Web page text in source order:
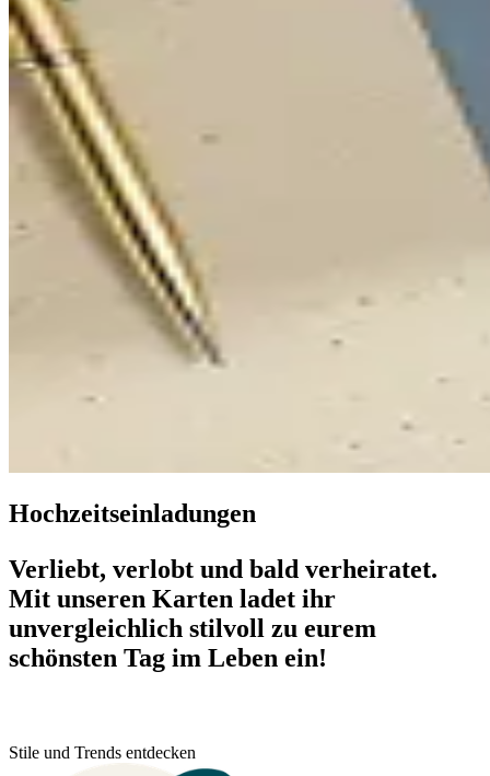
Hochzeitseinladungen
Verliebt, verlobt und bald verheiratet.
Mit unseren Karten ladet ihr
unvergleichlich stilvoll zu eurem
schönsten Tag im Leben ein!
Stile und Trends entdecken